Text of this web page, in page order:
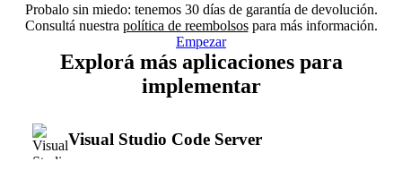
Probalo sin miedo: tenemos 30 días de garantía de devolución.
Consultá nuestra política de reembolsospara más información.
Empezar
Explorá más aplicaciones para
implementar
Visual Studio Code Server